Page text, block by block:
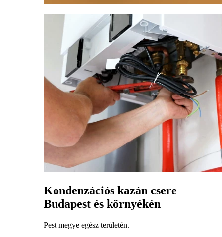
Kondenzációs kazán csere
Budapest és környékén
Pest megye egész területén.